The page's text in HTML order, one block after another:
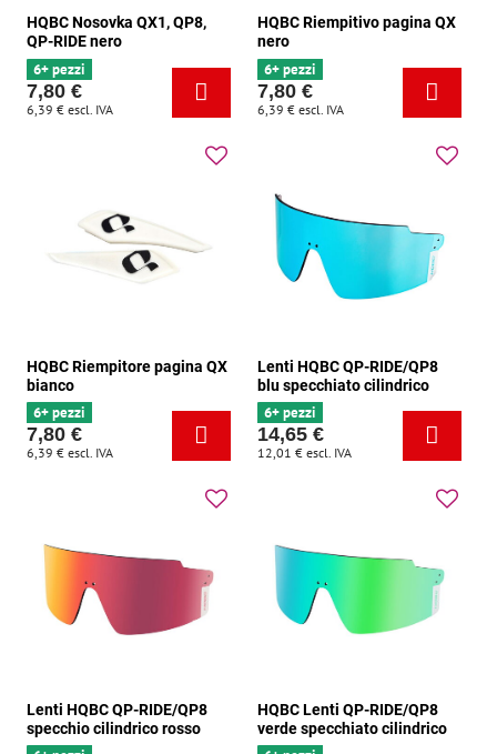
HQBC Nosovka QX1, QP8,
QP-RIDE nero
6+ pezzi
7,80 €
6,39 € escl. IVA
HQBC Riempitivo pagina QX
nero
6+ pezzi
7,80 €
6,39 € escl. IVA
HQBC Riempitore pagina QX
bianco
6+ pezzi
7,80 €
6,39 € escl. IVA
Lenti HQBC QP-RIDE/QP8
blu specchiato cilindrico
6+ pezzi
14,65 €
12,01 € escl. IVA
Lenti HQBC QP-RIDE/QP8
specchio cilindrico rosso
HQBC Lenti QP-RIDE/QP8
verde specchiato cilindrico